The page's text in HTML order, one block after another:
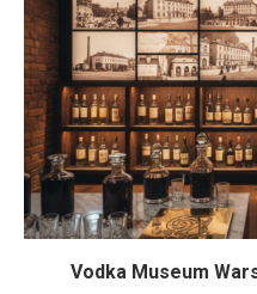
Vodka Museum